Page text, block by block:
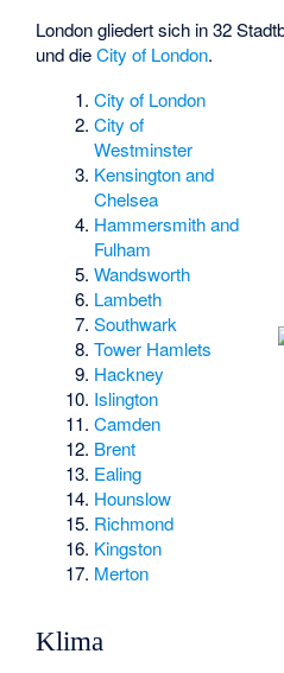
London gliedert sich in 32
und dieCity of London.
City of London
City of
Westminster
Kensington and
Chelsea
Hammersmith and
Fulham
Wandsworth
Lambeth
Southwark
Tower Hamlets
Hackney
Islington
Camden
Brent
Ealing
Hounslow
Richmond
Kingston
Merton
Klima